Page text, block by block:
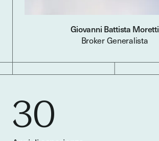
Giovanni Battista Moretti
Broker Generalista
30